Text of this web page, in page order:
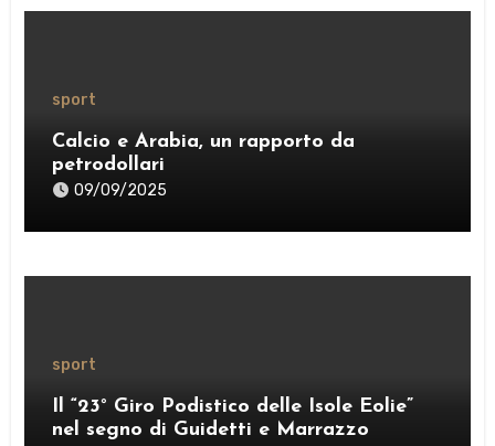
sport
Calcio e Arabia, un rapporto da
petrodollari
09/09/2025
sport
Il “23° Giro Podistico delle Isole Eolie”
nel segno di Guidetti e Marrazzo